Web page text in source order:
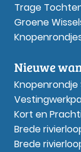
Trage
Groene
Nieuwe
Kort en
Brede
Brede